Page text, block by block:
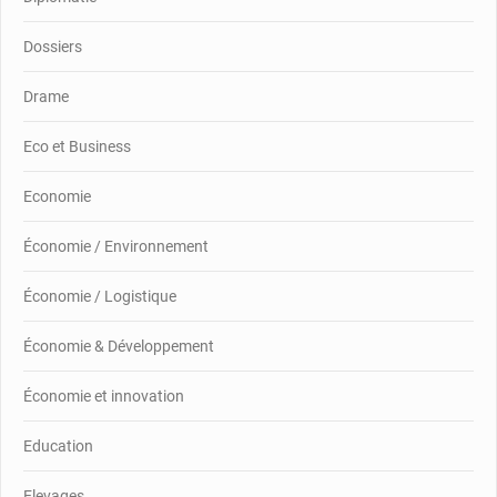
Dossiers
Drame
Eco et Business
Economie
Économie / Environnement
Économie / Logistique
Économie & Développement
Économie et innovation
Education